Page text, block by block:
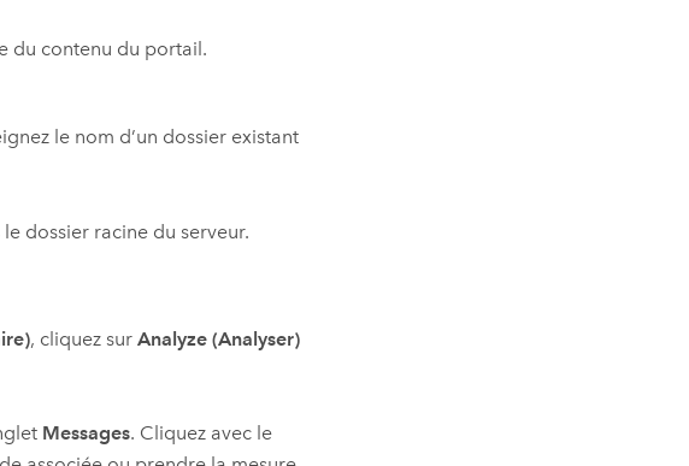
du contenu du portail.
le nom d’un dossier existant
dossier racine du serveur.
, cliquez surAnalyze (Analyser)
Messages. Cliquez avec le